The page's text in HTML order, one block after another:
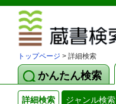
トップページ > 詳細検索
かんたん検索
詳細検索 ジャンル検索